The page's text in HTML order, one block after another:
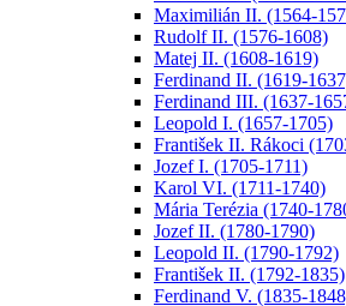
Maximilián II. (1564-
Rudolf II. (1576-1608)
Matej II. (1608-1619)
Ferdinand II. (1619-
Ferdinand III. (1637-
Leopold I. (1657-1705)
František II. Rákoci
Jozef I. (1705-1711)
Karol VI. (1711-1740)
Mária Terézia (1740-
Jozef II. (1780-1790)
Leopold II. (1790-1792)
František II. (1792-1835)
Ferdinand V. (1835-